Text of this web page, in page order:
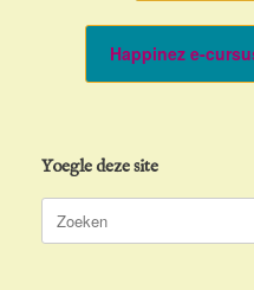
Happinez e-
Yoegle deze site
Zoeken
naar: